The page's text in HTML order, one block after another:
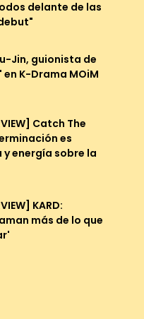
delante de las
Jin, guionista de
K-Drama MOiM
Catch The
es
energía sobre la
KARD:
más de lo que